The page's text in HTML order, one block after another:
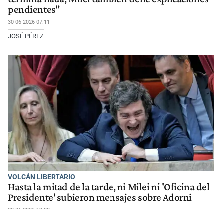
pendientes"
30-06-2026 07:11
JOSÉ PÉREZ
VOLCÁN LIBERTARIO
Hasta la mitad de la tarde, ni Milei ni 'Oficina del
Presidente' subieron mensajes sobre Adorni